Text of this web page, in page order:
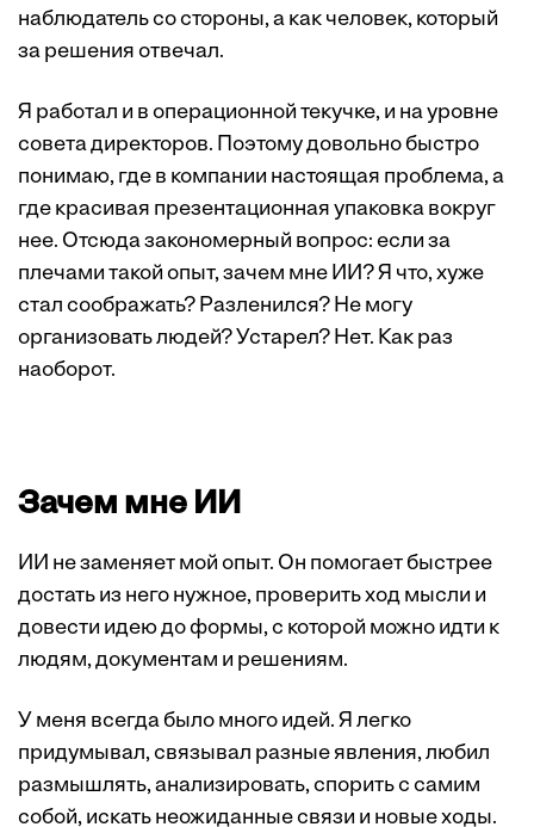
наблюдатель со стороны, а как человек, который
за решения отвечал.
Я работал и в операционной текучке, и на уровне
совета директоров. Поэтому довольно быстро
понимаю, где в компании настоящая проблема, а
где красивая презентационная упаковка вокруг
нее. Отсюда закономерный вопрос: если за
плечами такой опыт, зачем мне ИИ? Я что, хуже
стал соображать? Разленился? Не могу
организовать людей? Устарел? Нет. Как раз
наоборот.
Зачем мне ИИ
ИИ не заменяет мой опыт. Он помогает быстрее
достать из него нужное, проверить ход мысли и
довести идею до формы, с которой можно идти к
людям, документам и решениям.
У меня всегда было много идей. Я легко
придумывал, связывал разные явления, любил
размышлять, анализировать, спорить с самим
собой, искать неожиданные связи и новые ходы.